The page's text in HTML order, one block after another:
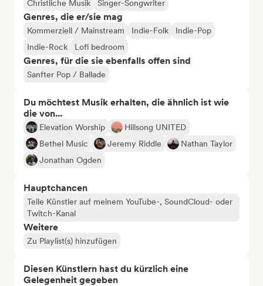
Christliche Musik Singer-Songwriter
Genres, die er/sie mag
Kommerziell / Mainstream Indie-Folk
Indie-Pop
Indie-Rock
Lofi bedroom
Genres, für die sie ebenfalls offen sind
Sanfter Pop / Ballade
Du möchtest Musik erhalten, die ähnlich ist wie
die von...
Elevation Worship
Hillsong UNITED
Bethel Music
Jeremy Riddle
Nathan Taylor
Jonathan Ogden
Hauptchancen
Teile Künstler auf meinem YouTube-, SoundCloud- oder
Twitch-Kanal
Weitere
Zu Playlist(s) hinzufügen
Diesen Künstlern hast du kürzlich eine
Gelegenheit gegeben